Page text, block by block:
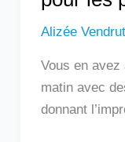
Alizée Vendrut
Vous en
matin avec
donnant